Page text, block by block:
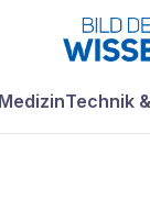
Technik